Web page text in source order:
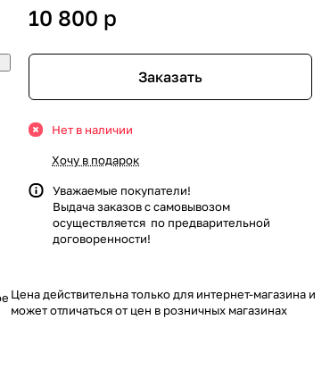
10 800 p
Заказать
Нет в наличии
Хочу в подарок
Уважаемые покупатели!
Выдача заказов с самовывозом
осуществляется по предварительной
договоренности!
Цена действительна только для интернет-магазина и
может отличаться от цен в розничных магазинах